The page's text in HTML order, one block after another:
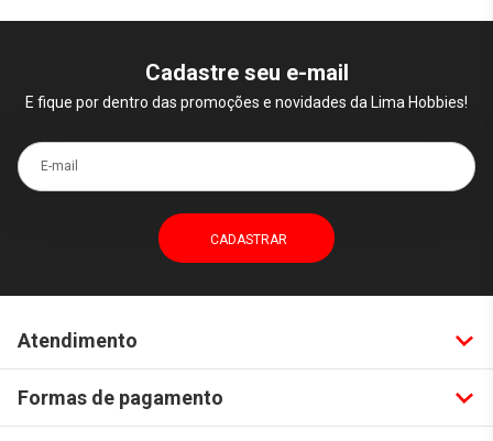
Cadastre seu e-mail
E fique por dentro das promoções e novidades da Lima Hobbies!
E-mail
Atendimento
Formas de pagamento